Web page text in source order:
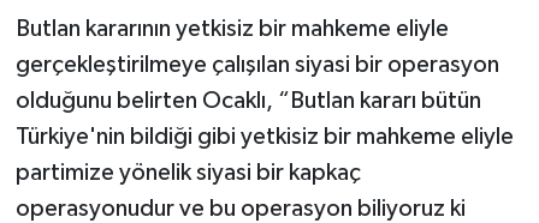
Butlan kararının yetkisiz bir mahkeme eliyle
gerçekleştirilmeye çalışılan siyasi bir operasyon
olduğunu belirten Ocaklı, “Butlan kararı bütün
Türkiye'nin bildiği gibi yetkisiz bir mahkeme eliyle
partimize yönelik siyasi bir kapkaç
operasyonudur ve bu operasyon biliyoruz ki